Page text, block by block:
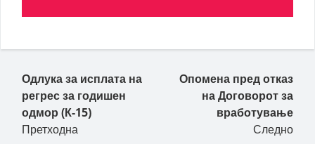
Пост навигација
Одлука за исплата на
регрес за годишен
одмор (К-15)
Претходна
Опомена пред отказ
на Договорот за
вработување
Следно